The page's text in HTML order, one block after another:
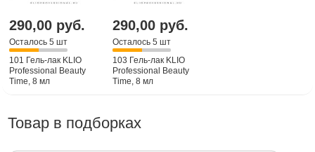
290,00 руб.
Осталось 5 шт
101 Гель-лак KLIO
Professional Beauty
Time, 8 мл
290,00 руб.
Осталось 5 шт
103 Гель-лак KLIO
Professional Beauty
Time, 8 мл
Товар в подборках